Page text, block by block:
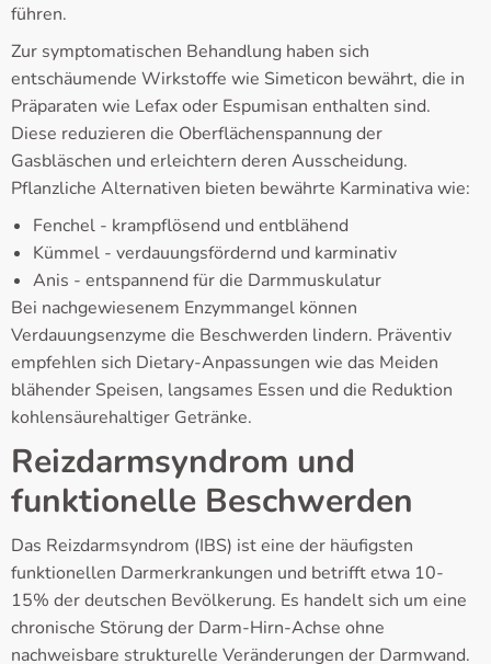
führen.
Zur symptomatischen Behandlung haben sich
entschäumende Wirkstoffe wie Simeticon bewährt, die in
Präparaten wie Lefax oder Espumisan enthalten sind.
Diese reduzieren die Oberflächenspannung der
Gasbläschen und erleichtern deren Ausscheidung.
Pflanzliche Alternativen bieten bewährte Karminativa wie:
Fenchel - krampflösend und entblähend
Kümmel - verdauungsfördernd und karminativ
Anis - entspannend für die Darmmuskulatur
Bei nachgewiesenem Enzymmangel können
Verdauungsenzyme die Beschwerden lindern. Präventiv
empfehlen sich Dietary-Anpassungen wie das Meiden
blähender Speisen, langsames Essen und die Reduktion
kohlensäurehaltiger Getränke.
Reizdarmsyndrom und
funktionelle Beschwerden
Das Reizdarmsyndrom (IBS) ist eine der häufigsten
funktionellen Darmerkrankungen und betrifft etwa 10-
15% der deutschen Bevölkerung. Es handelt sich um eine
chronische Störung der Darm-Hirn-Achse ohne
nachweisbare strukturelle Veränderungen der Darmwand.